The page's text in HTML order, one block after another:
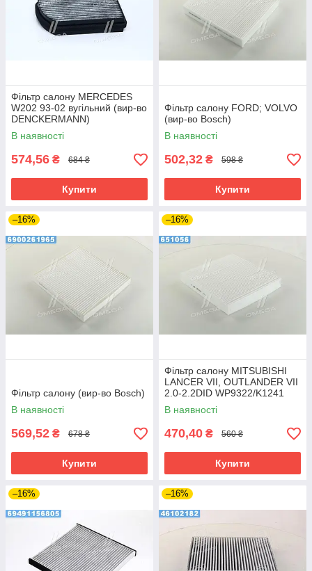
Фільтр салону MERCEDES
W202 93-02 вугільний (вир-во
DENCKERMANN)
В наявності
574,56 ₴ 684 ₴
Купити
Фільтр салону FORD; VOLVO
(вир-во Bosch)
В наявності
502,32 ₴ 598 ₴
Купити
–16%
Фільтр салону (вир-во Bosch)
В наявності
569,52 ₴ 678 ₴
Купити
–16%
Фільтр салону MITSUBISHI
LANCER VII, OUTLANDER VII
2.0-2.2DID WP9322/K1241
(вир-во WIX-FILTERS)
В наявності
470,40 ₴ 560 ₴
Купити
–16% –16%